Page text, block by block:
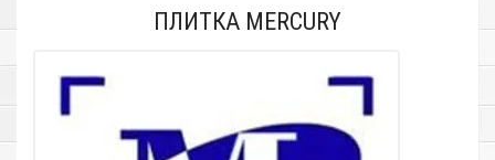
ПЛИТКА MERCURY